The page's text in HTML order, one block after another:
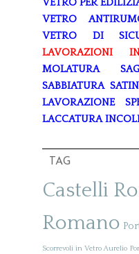
VETRO PER
VETRO
VETRO DI
LAVORAZIONI
MOLATURA
SABBIATURA
LAVORAZIONE
LACCATURA
TAG
Castelli
Romano
Scorrevoli in Vetro Aurelio